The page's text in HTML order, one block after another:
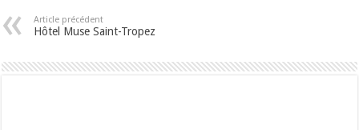
Article précédent
Hôtel Muse Saint-Tropez